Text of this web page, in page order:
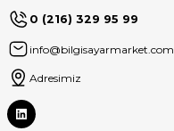
0 (216) 329 95 99
info@bilgisayarmarket.com
Adresimiz